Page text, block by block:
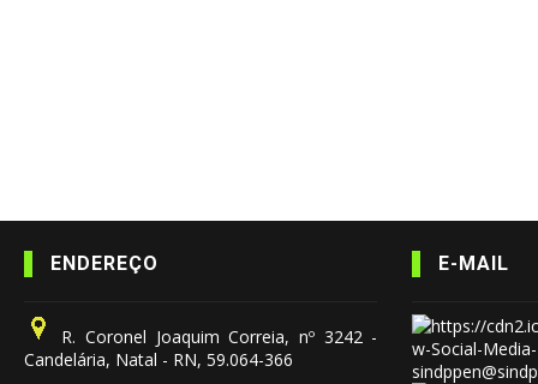
ENDEREÇO
R. Coronel Joaquim Correia, nº 3242 -
Candelária, Natal - RN, 59.064-366
E-MAIL